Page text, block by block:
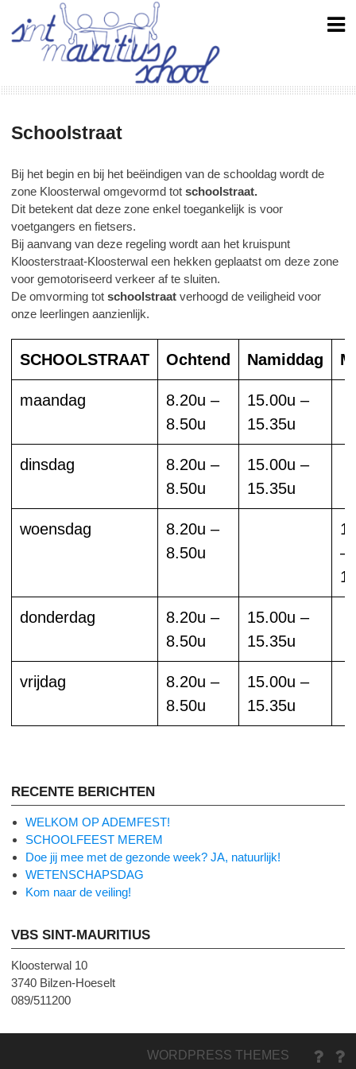
content
Schoolstraat
Bij het begin en bij het beëindigen van de schooldag wordt de
zone Kloosterwal omgevormd totschoolstraat.
Dit betekent dat deze zone enkel toegankelijk is voor
voetgangers en fietsers.
Bij aanvang van deze regeling wordt aan het kruispunt
Kloosterstraat-Kloosterwal een hekken geplaatst om deze zone
voor gemotoriseerd verkeer af te sluiten.
De omvorming totschoolstraat verhoogd de veiligheid voor
onze leerlingen aanzienlijk.
SCHOOLSTRAAT Ochtend Namiddag
maandag
8.20u –
8.50u
15.00u –
15.35u
dinsdag
8.20u –
8.50u
15.00u –
15.35u
woensdag
8.20u –
8.50u
–
donderdag
8.20u –
8.50u
15.00u –
15.35u
vrijdag
8.20u –
8.50u
15.00u –
15.35u
RECENTE BERICHTEN
WELKOM OP ADEMFEST!
SCHOOLFEEST MEREM
Doe jij mee met de gezonde week? JA, natuurlijk!
WETENSCHAPSDAG
Kom naar de veiling!
VBS SINT-MAURITIUS
Kloosterwal 10
3740 Bilzen-Hoeselt
089/511200
WORDPRESS THEMES